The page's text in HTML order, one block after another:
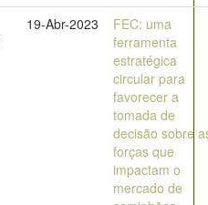
19-Abr-2023
FEC: uma
ferramenta
estratégica
circular para
favorecer a
tomada de
decisão sobre
forças que
impactam o
mercado de